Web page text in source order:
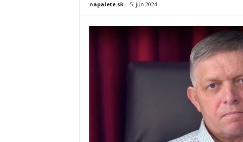
napalete.sk- 5. jún 2024